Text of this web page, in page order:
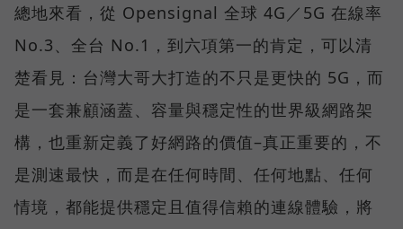
總地來看，從 Opensignal 全球 4G／5G 在線率
No.3、全台 No.1，到六項第一的肯定，可以清
楚看見：台灣大哥大打造的不只是更快的 5G，而
是一套兼顧涵蓋、容量與穩定性的世界級網路架
構，也重新定義了好網路的價值–真正重要的，不
是測速最快，而是在任何時間、任何地點、任何
情境，都能提供穩定且值得信賴的連線體驗，將